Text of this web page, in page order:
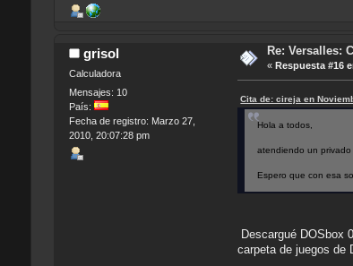
grisol
Calculadora
Mensajes: 10
País:
Fecha de registro: Marzo 27,
2010, 20:07:28 pm
Re: Versalles:
« Respuesta #16
Cita de: cireja en
Hola a todos,
atendiendo un
Espero que con esa
Descargué DOSbox
carpeta de juegos de